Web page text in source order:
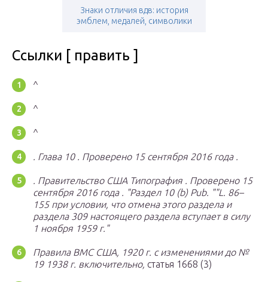
Знаки отличия вдв: история
эмблем, медалей, символики
Ссылки [ править ]
^
^
^
. Глава 10 . Проверено 15 сентября 2016 года.
. Правительство США Типография . Проверено 15
сентября 2016 года. Раздел 10 (b) Pub.
L. 86–
155 при условии, что отмена этого раздела и
раздела 309 настоящего раздела вступает в силу
1 ноября 1959 г.
Правила ВМС США, 1920 г. с изменениями до №
19 1938 г. включительно, статья 1668 (3)